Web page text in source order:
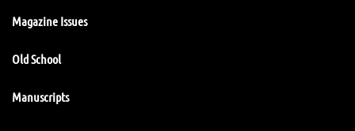
Magazine Issues
Old School
Manuscripts